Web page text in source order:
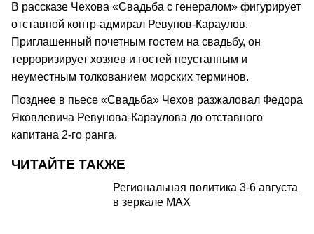
В рассказе Чехова «Свадьба с генералом» фигурирует
отставной контр-адмирал Ревунов-Караулов.
Приглашенный почетным гостем на свадьбу, он
терроризирует хозяев и гостей неустанным и
неуместным толкованием морских терминов.
Позднее в пьесе «Свадьба» Чехов разжаловал Федора
Яковлевича Ревунова-Караулова до отставного
капитана 2-го ранга.
ЧИТАЙТЕ ТАКЖЕ
Региональная политика 3-6 августа
в зеркале MAX